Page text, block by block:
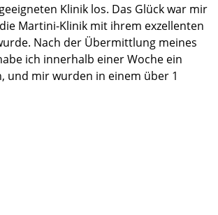
war. Das hat mir persönlich
und Zuversicht gegeben.
anderen jüngeren Betroffenen Mut
die Diagnose erst einmal ein Schock
Klinik los. Das Glück war mir
Martini-Klinik mit ihrem exzellenten
Nach der Übermittlung meines
ich innerhalb einer Woche ein
und mir wurden in einem über 1
alle Fragen
Am 1. April 2026 wurde mir
der OP von Prof. Dr. Salomon über